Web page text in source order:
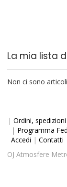
La mia lista
Non ci sono
| Ordini,
| Programma
Accedi | Contatti
OJ Atmosfere